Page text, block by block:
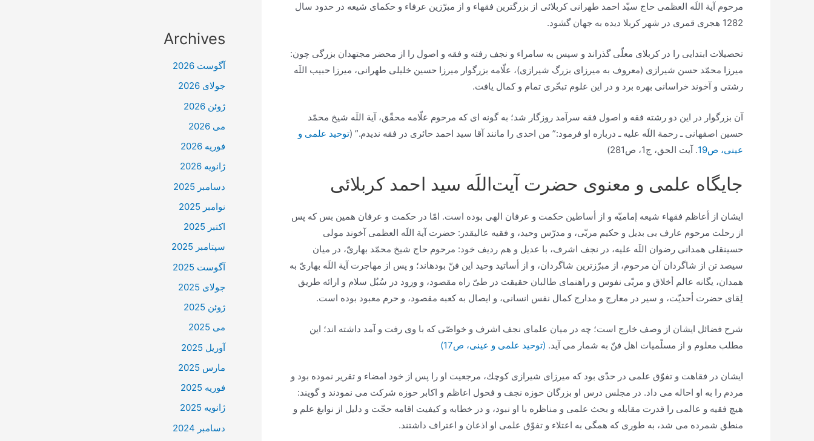
مرحوم آية اللَه العظمی حاج سيّد احمد طهرانى كربلائى‏ از بزرگترین فقهاء و از مبرّزين عرفاء و حكماى شیعه در حدود سال
1282 هجری قمری در شهر کربلا دیده به جهان گشود.
تحصیلات ابتدایی را در کربلای معلّی گذراند و سپس به سامراء و نجف رفته و فقه و اصول را از محضر مجتهدان بزرگى چون:
ميرزا محمّد حسن شيرازى (معروف به ميرزاى بزرگ شیرازی)، علّامه بزرگوار ميرزا حسين خليلى طهرانى، ميرزا حبيب اللَه
رشتى و آخوند خراسانى بهره برد و در اين علوم تبحّرى تمام و كمال يافت.
آن بزرگوار در اين دو رشته فقه و اصول فقه سرآمد روزگار شد؛ به‏ گونه‏ اى كه مرحوم علّامه محقّق، آية اللَه شيخ محمّد
حسين اصفهانى ـ رحمة اللَه عليه ـ درباره او فرمود:” من احدى را مانند آقا سيد احمد حائرى در فقه نديدم.” (توحید علمی و
عینی، ص19
. آیت الحق، ج1، ص281)
جایگاه علمی و معنوی حضرت آیت‌اللَه سید احمد کربلائی
ایشان از أعاظم فقهاء شيعه إماميّه و از أساطين حكمت و عرفان الهى بوده است. امّا در حكمت و عرفان همين بس كه پس
از رحلت مرحوم عارف بى بديل و حكيم مربّى، و مدرّس وحيد، و فقيه عاليقدر: حضرت آية اللَه العظمى آخوند مولى
حسين‏قلى همدانى رضوان اللَه عليه، در نجف اشرف، با عديل و هم رديف خود: مرحوم حاج شيخ محمّد بهارىّ، در ميان
سيصد تن از شاگردان آن مرحوم، از مبرّزترين شاگردان، و از أساتيد وحيد اين فنّ بوده‏اند؛ و پس از مهاجرت آية اللَه بهارىّ به
همدان‏، يگانه عالم أخلاق و مربّى نفوس و راهنماى طالبان حقيقت در طىّ راه مقصود، و ورود در سُبُل سلام‏ و ارائه طريق
لِقاى حضرت أحديّت، و سير در معارج و مدارج كمال نفس انسانى، و ايصال به كعبه مقصود، و حرم معبود بوده است.
شرح فضائل ایشان از وصف خارج است؛ چه در ميان علماى نجف اشرف و خواصّى كه با وى رفت و آمد داشته‏ اند؛ اين
مطلب معلوم و از مسلّميات اهل فنّ به شمار مى‏ آيد. (توحید علمی و عینی، ص17)
ایشان در فقاهت و تفوّق علمى در حدّى بود كه ميرزاى شيرازى كوچك، مرجعيت او را پس از خود امضاء و تقرير نموده بود و
مردم را به او احاله مى ‏داد. در مجلس درس او بزرگان حوزه نجف و فحول اعاظم و اكابر حوزه شركت مى ‏نمودند و گويند:
هيچ فقيه و عالمى را قدرت مقابله و بحث علمى و مناظره با او نبود، و در خطابه و كيفيت اقامه حجّت و دليل از نوابغ علم و
منطق شمرده مى‏ شد، به طورى كه همگى به اعتلاء و تفوّق علمى او اذعان و اعتراف داشتند.
Archives
آگوست 2026
جولای 2026
ژوئن 2026
می 2026
فوریه 2026
ژانویه 2026
دسامبر 2025
نوامبر 2025
اکتبر 2025
سپتامبر 2025
آگوست 2025
جولای 2025
ژوئن 2025
می 2025
آوریل 2025
مارس 2025
فوریه 2025
ژانویه 2025
دسامبر 2024